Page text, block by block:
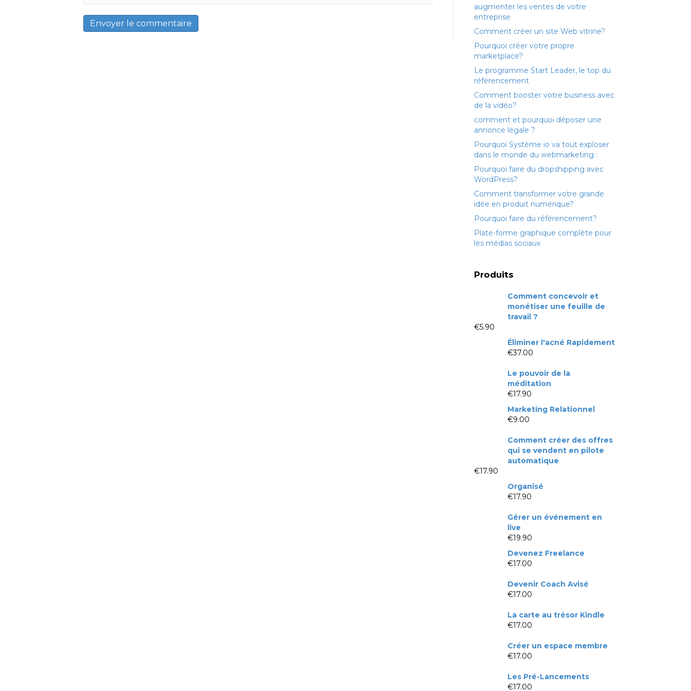
augmenter les ventes de votre
entreprise
Comment créer un site Web vitrine?
Pourquoi créer votre propre
marketplace?
Le programme Start Leader, le top du
référencement
Comment booster votre business avec
de la vidéo?
comment et pourquoi déposer une
annonce légale ?
Pourquoi Système io va tout exploser
dans le monde du webmarketing :
Pourquoi faire du dropshipping avec
WordPress?
Comment transformer votre grande
idée en produit numérique?
Pourquoi faire du référencement?
Plate-forme graphique complète pour
les médias sociaux
Produits
Comment concevoir et
monétiser une feuille de
travail ?
€5.90
Éliminer l'acné Rapidement
€37.00
Le pouvoir de la
méditation
€17.90
Marketing Relationnel
€9.00
Comment créer des offres
qui se vendent en pilote
automatique
€17.90
Organisé
€17.90
Gérer un événement en
live
€19.90
Devenez Freelance
€17.00
Devenir Coach Avisé
€17.00
La carte au trésor Kindle
€17.00
Créer un espace membre
€17.00
Les Pré-Lancements
€17.00